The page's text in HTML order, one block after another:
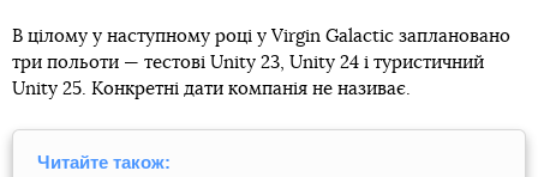
В цілому у наступному році у Virgin Galactic заплановано
три польоти — тестові Unity 23, Unity 24 і туристичний
Unity 25. Конкретні дати компанія не називає.
Читайте також: